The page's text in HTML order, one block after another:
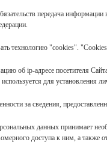
передача
технологию "cookies".
об ip-адресе посетителя
для установления
за сведения,
данных принимает
доступа к ним, а также